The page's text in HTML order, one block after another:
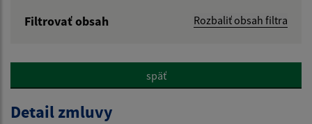
Filtrovať obsah
Rozbaliť obsah filtra
Hľadať v:
späť
Detail zmluvy